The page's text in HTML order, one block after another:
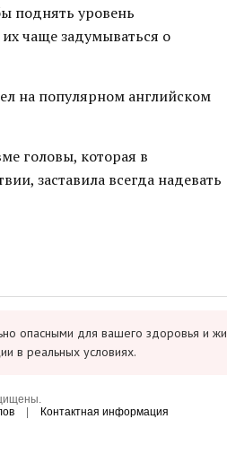
поднять уровень
их чаще задумываться о
на популярном английском
головы, которая в
заставила всегда надевать
опасными для вашего здоровья и
в реальных условиях.
Контактная информация